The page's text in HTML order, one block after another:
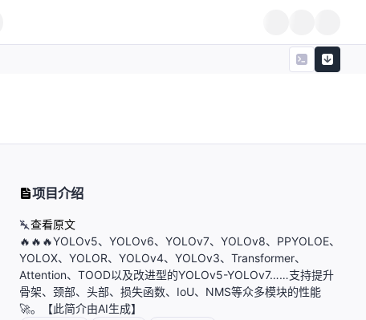
项目介绍
查看原文
🔥🔥🔥YOLOv5、YOLOv6、YOLOv7、YOLOv8、PPYOLOE、
YOLOX、YOLOR、YOLOv4、YOLOv3、Transformer、
Attention、TOOD以及改进型的YOLOv5-YOLOv7……支持提升
骨架、颈部、头部、损失函数、IoU、NMS等众多模块的性能
🚀。【此简介由AI生成】